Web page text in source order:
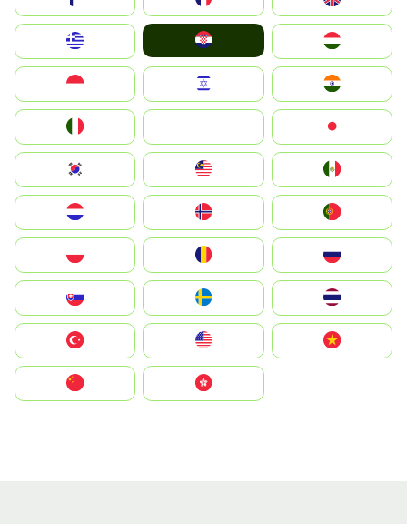
Magyarország
South Korea
United States
中國香港特別行政區